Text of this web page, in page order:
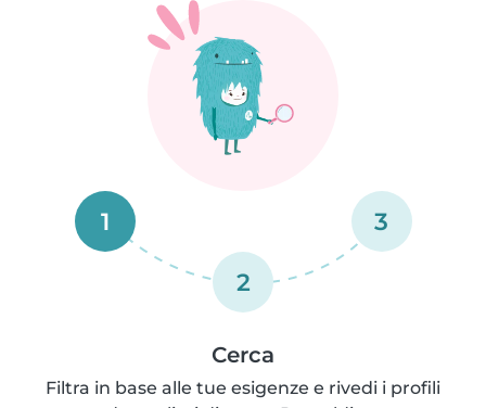
1
2
3
Cerca
Filtra in base alle tue esigenze e rivedi i profili